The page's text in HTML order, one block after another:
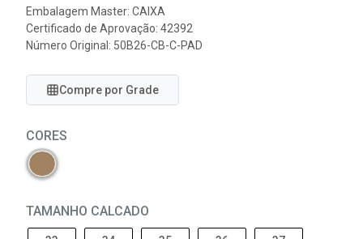
Embalagem Master: CAIXA
Certificado de Aprovação: 42392
Número Original: 50B26-CB-C-PAD
Compre por Grade
CORES
TAMANHO CALCADO